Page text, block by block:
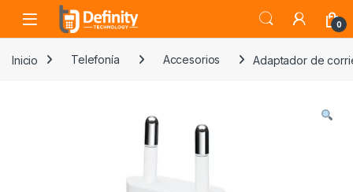
Skip to navigation
Skip to content
Open 0
Inicio Telefonía Accesorios Adaptador de